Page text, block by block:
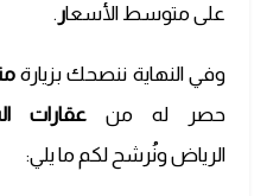
على متوسط الأسعار .
وفي النهاية ننصحك بزيارة
حصر له من عقارات
الرياض ونُرشح لكم ما يلي: